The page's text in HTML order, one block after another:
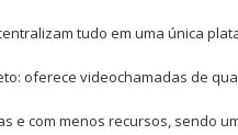
tudo em uma única
oferece videochamadas de
e com menos recursos, sendo